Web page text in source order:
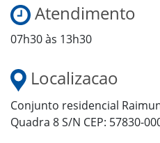
Atendimento
07h30 às 13h30
Localizacao
Conjunto residencial
Quadra 8 S/N CEP: 57830-